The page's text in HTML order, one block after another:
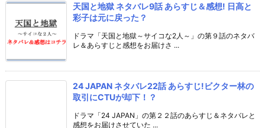
天国と地獄 ネタバレ9話 あらすじ＆感想! 日高と
彩子は元に戻った？
ドラマ「天国と地獄～サイコな2人～」の第９話のネタバ
レ＆あらすじと感想をお届けさ ...
24 JAPAN ネタバレ22話 あらすじ!ビクター林の
取引にCTUが却下！？
ドラマ「24 JAPAN」の第２２話のあらすじ＆ネタバレと
感想をお届けさせていた ...